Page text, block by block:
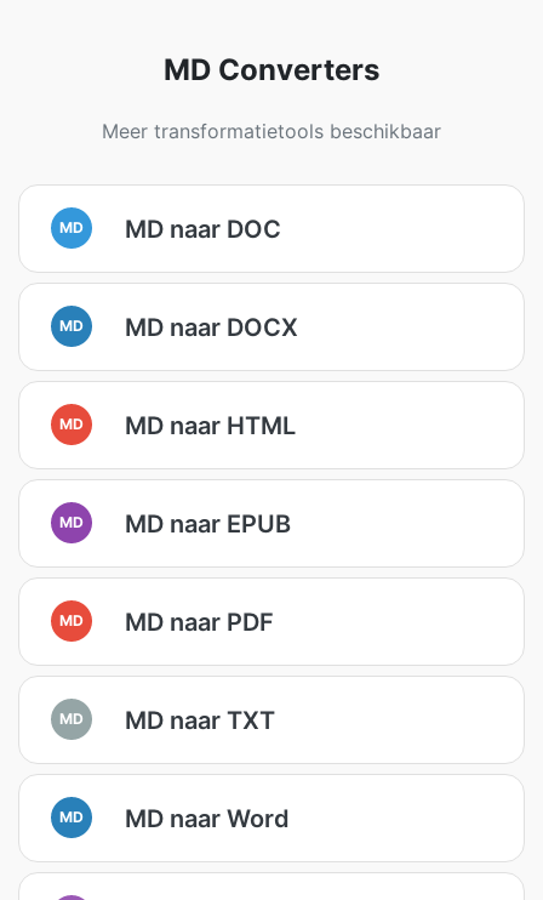
MD Converters
Meer transformatietools beschikbaar
MD MD naar DOC
MD MD naar DOCX
MD MD naar HTML
MD MD naar EPUB
MD MD naar PDF
MD MD naar TXT
MD MD naar Word